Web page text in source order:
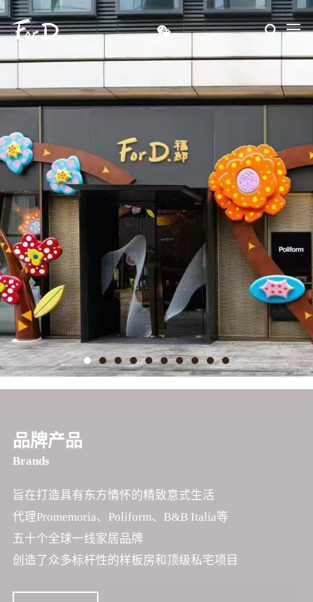
品牌产品
Brands
旨在打造具有东方情怀的精致意式生活
代理Promemoria、Poliform、B&B Italia等
五十个全球一线家居品牌
创造了众多标杆性的样板房和顶级私宅项目